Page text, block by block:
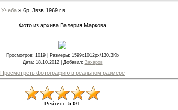
Учеба » 6р, 3взв 1969 г.в.
Фото из архива Валерия Маркова
Просмотров: 1019 | Размеры: 1599x1012px/130.3Kb
Дата: 18.10.2012 | Добавил: Захаров
Просмотреть фотографию в реальном размере
Рейтинг: 5.0/1